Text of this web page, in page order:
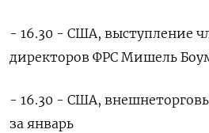
- 16.‌30 - США, выступление
директоров ФРС Мишель
- 16.30 - США,
за январь